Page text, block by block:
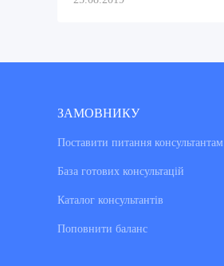
ЗАМОВНИКУ
Поставити питання консультантам
База готових консультацiй
Каталог консультантiв
Поповнити баланс